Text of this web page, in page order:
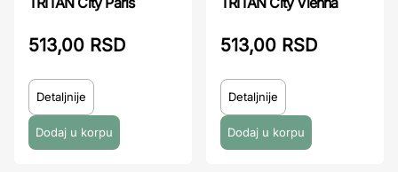
513,00 RSD
Detaljnije
513,00 RSD
Detaljnije